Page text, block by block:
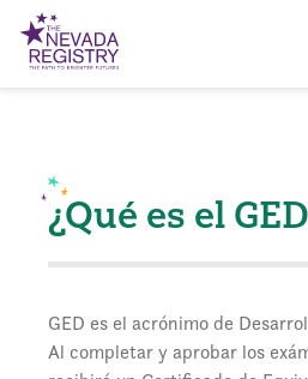
¿Qué es el
GED es el acrónimo de
Al completar y aprobar los